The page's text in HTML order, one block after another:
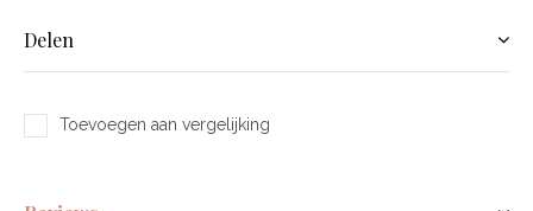
Delen
Toevoegen aan vergelijking